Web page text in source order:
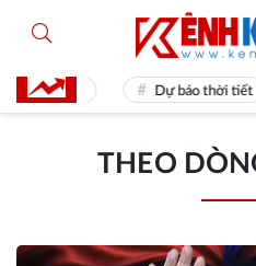
31 Dự báo thời tiết
THEO